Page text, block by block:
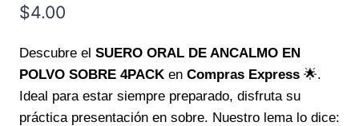
$4.00
Descubre el SUERO ORAL DE ANCALMO EN
POLVO SOBRE 4PACK en Compras Express 🌟.
Ideal para estar siempre preparado, disfruta su
práctica presentación en sobre. Nuestro lema lo dice: